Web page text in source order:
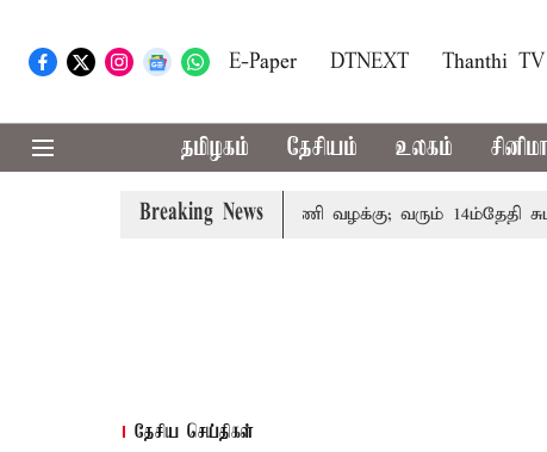
E-Paper DTNEXT Thanthi TV
தமிழகம் தேசியம் உலகம் சினிமா
Breaking News
குடும்பத்தினருக்கு அரசுப்பணி வழக்கு; வரும் 14ம்தேதி
தேசிய செய்திகள்